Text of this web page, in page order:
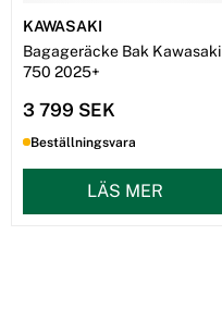
KAWASAKI
Bagageräcke Bak Kawasaki
750 2025+
3 799 SEK
Beställningsvara
LÄS MER